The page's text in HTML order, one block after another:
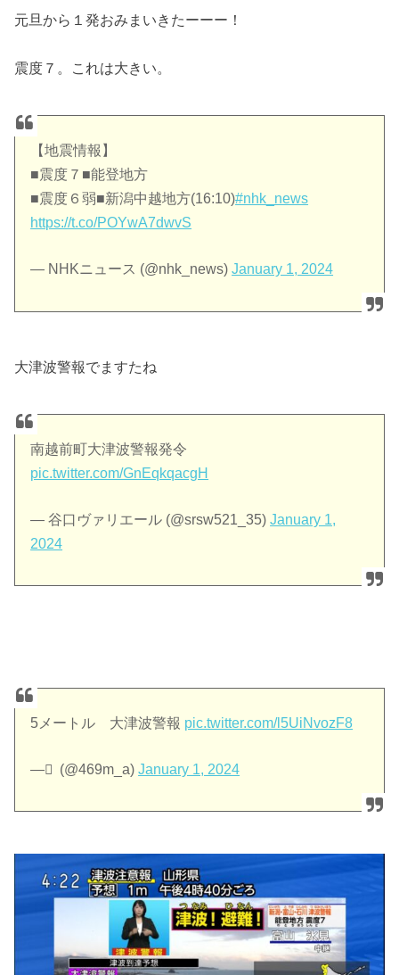
元旦から１発おみまいきたーーー！
震度７。これは大きい。
【地震情報】
■震度７■能登地方
■震度６弱■新潟中越地方(16:10)#nhk_news
https://t.co/POYwA7dwvS
— NHKニュース (@nhk_news)January 1, 2024
大津波警報でますたね
南越前町大津波警報発令
pic.twitter.com/GnEqkqacgH
— 谷口ヴァリエール (@srsw521_35)January 1,
2024
5メートル 大津波警報 pic.twitter.com/l5UiNvozF8
— ٰ (@469m_a)January 1, 2024